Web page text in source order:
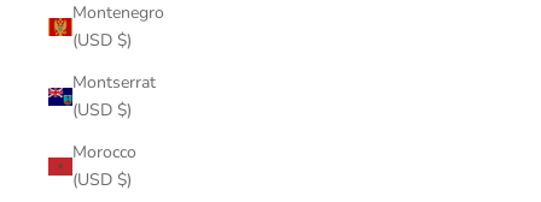
Montenegro
(USD $)
Montserrat
(USD $)
Morocco
(USD $)